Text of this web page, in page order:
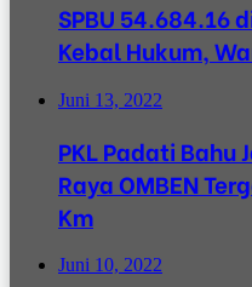
SPBU 54.684.16
Kebal Hukum,
Juni 13, 2022
PKL Padati
Raya OMBEN
Km
Juni 10, 2022